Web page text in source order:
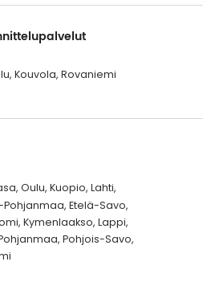
Kouvola, Rovaniemi
Oulu, Kuopio, Lahti,
Pohjanmaa, Etelä-Savo,
Kymenlaakso, Lappi,
Pohjois-Savo,